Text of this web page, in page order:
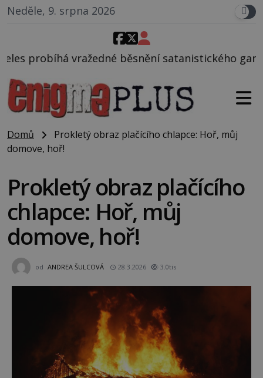
Neděle, 9. srpna 2026
běsnění satanistického gangu vedeného
Domů
Prokletý obraz plačícího chlapce: Hoř, můj
domove, hoř!
Prokletý obraz plačícího
chlapce: Hoř, můj
domove, hoř!
od ANDREA ŠULCOVÁ 28.3.2026 3.0tis